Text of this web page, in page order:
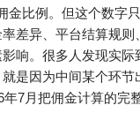
金比例。但这个数字
差异、平台结算规则
响。很多人发现实际
是因为中间某个环节
年7月把佣金计算的完